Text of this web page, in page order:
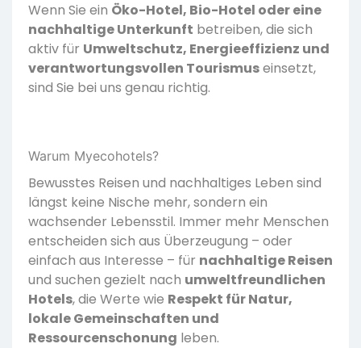
Wenn Sie ein Öko-Hotel, Bio-Hotel oder eine
nachhaltige Unterkunft betreiben, die sich
aktiv für Umweltschutz, Energieeffizienz und
verantwortungsvollen Tourismuseinsetzt,
sind Sie bei uns genau richtig.
Warum Myecohotels?
Bewusstes Reisen und nachhaltiges Leben sind
längst keine Nische mehr, sondern ein
wachsender Lebensstil. Immer mehr Menschen
entscheiden sich aus Überzeugung – oder
einfach aus Interesse – für nachhaltige Reisen
und suchen gezielt nach umweltfreundlichen
Hotels, die Werte wie Respekt für Natur,
lokale Gemeinschaften und
Ressourcenschonung leben.